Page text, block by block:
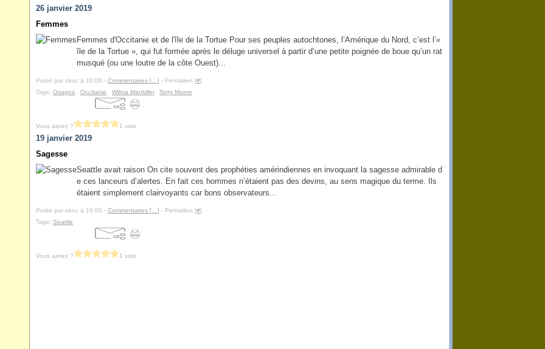
26 janvier 2019
Femmes
Femmes d'Occitanie et de l'île de la Tortue Pour ses peuples autochtones, l’Amérique du Nord, c’est l’«
île de la Tortue », qui fut formée après le déluge universel à partir d’une petite poignée de boue qu’un rat
musqué (ou une loutre de la côte Ouest)...
Posté par okoc à 10:00 - Commentaires [ ] - Permalien [#]
Tags: Osages Occitanie Wilma Mankiller, Terry Moore
Vous aimez ? 1 vote
19 janvier 2019
Sagesse
Seattle avait raison On cite souvent des prophéties amérindiennes en invoquant la sagesse admirable d
e ces lanceurs d’alertes. En fait ces hommes n’étaient pas des devins, au sens magique du terme. Ils
étaient simplement clairvoyants car bons observateurs...
Posté par okoc à 10:00 - Commentaires [ ] - Permalien [#]
Tags: Seattle
Vous aimez ? 1 vote